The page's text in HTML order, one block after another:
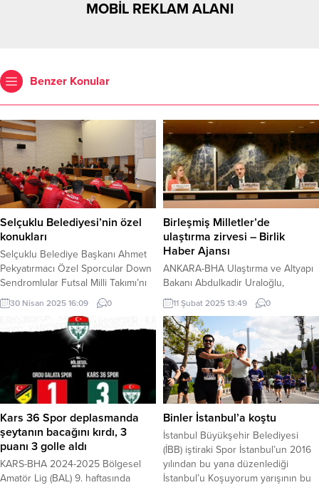
MOBİL REKLAM ALANI
Benzer Konular
Selçuklu Belediyesi’nin özel
konukları
Selçuklu Belediye Başkanı Ahmet
Pekyatırmacı Özel Sporcular Down
Sendromlular Futsal Milli Takımı’nı
misafir etti. Haziran ayında İtalya’da
düzenlenecek Avrupa
Şampiyonası’na Konya’da
hazırlanan Özel Sporcular Down
Sendromlular Futsal Milli Takımı,
Selçuklu Belediyesi’nin ev
sahipliğinde çalışmalarını
sürdürüyor. KONYA (İGFA) – Konya
Selçuklu Belediye Başkanı Ahmet
Pekyatırmacı, Avrupa
Şampiyonası’na hazırlanan Down
Sendromlular Futsal...
30 Nisan 2025 16:09 0
Birleşmiş Milletler’de
ulaştırma zirvesi – Birlik
Haber Ajansı
ANKARA-BHA Ulaştırma ve Altyapı
Bakanı Abdulkadir Uraloğlu,
Birleşmiş Milletler Avrupa
Ekonomik Komisyonu (BMAEK) İç
Ulaşım Komitesi 87. Oturumu
kapsamında düzenlenen panelde
konuştu. Alternatif rotalar
oluşturmanın ve ulaşım modlarını
çeşitlendirmenin kaçınılmaz bir
öncelik haline geldiğini belirten
Bakan Uraloğlu, “Ulaştırma
koridorlarımızı güçlendirerek
sürdürülebilir kalkınmanın teşviki
açısından ciddi katkılar ortaya
koymuş olacağız.” dedi....
11 Şubat 2025 13:49 0
Kars 36 Spor deplasmanda
şeytanın bacağını kırdı, 3
puanı 3 golle aldı
KARS-BHA 2024-2025 Bölgesel
Amatör Lig (BAL) 9. haftasında
Binler İstanbul’a koştu
İstanbul Büyükşehir Belediyesi
(İBB) iştiraki Spor İstanbul’un 2016
yılından bu yana düzenlediği
İstanbul’u Koşuyorum yarışının bu